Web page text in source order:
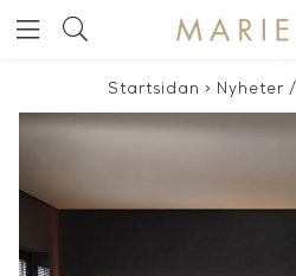
Startsidan > Nyheter/